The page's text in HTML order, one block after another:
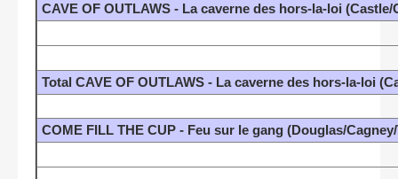
CAVE OF OUTLAWS - La caverne des hors-la-loi (Castle/
Total CAVE OF OUTLAWS - La caverne des hors-la-loi
COME FILL THE CUP - Feu sur le gang (Douglas/